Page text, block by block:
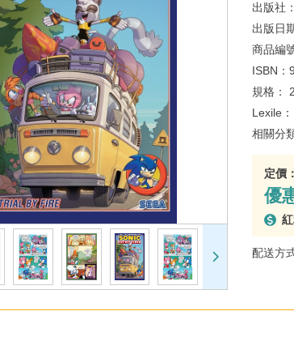
出版社：
出版日
商品編
ISBN：
規格：
Lexile：
相關分
定價：
優
配送方